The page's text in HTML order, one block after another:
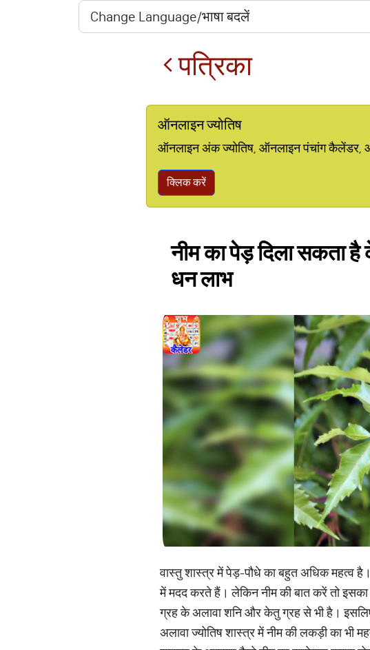
पत्रिका
ऑनलाइन ज्योतिष
ऑनलाइन अंक ज्योतिष, ऑनलाइन पंचांग कैलेंडर,
क्लिक करें
नीम का पेड़ दिला सकता
धन लाभ
वास्तु शास्त्र में पेड़-पौधे का बहुत अधिक महत्व
में मदद करते हैं। लेकिन नीम की बात करें तो
ग्रह के अलावा शनि और केतु ग्रह से भी है। इसलिए
अलावा ज्योतिष शास्त्र में नीम की लकड़ी का भी